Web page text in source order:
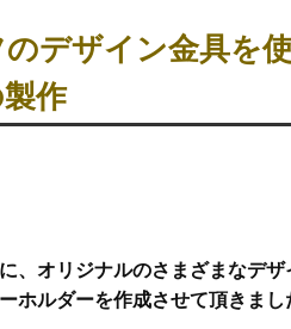
デザイン金具を
作
、オリジナルのさまざまなデ
ホルダーを作成させて頂きまし